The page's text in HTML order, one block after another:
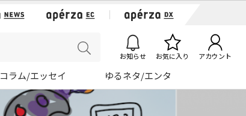
お知らせ お気に入り アカウント
コラム/エッセイ ゆるネタ/エンタ